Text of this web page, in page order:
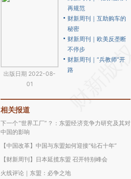
出版日期 2022-08-
01
再规范
财新周刊｜互助购车的
秘密
财新周刊｜欧美反垄断
不停步
财新周刊｜“兵教师”开
路
相关报道
下一个“世界工厂”？：东盟经济竞争力研究及其对
中国的影响
【中国改革】中国与东盟如何迎接“钻石十年”
【财新周刊】日本延揽东盟 召开特别峰会
火线评论｜东盟：必争之地